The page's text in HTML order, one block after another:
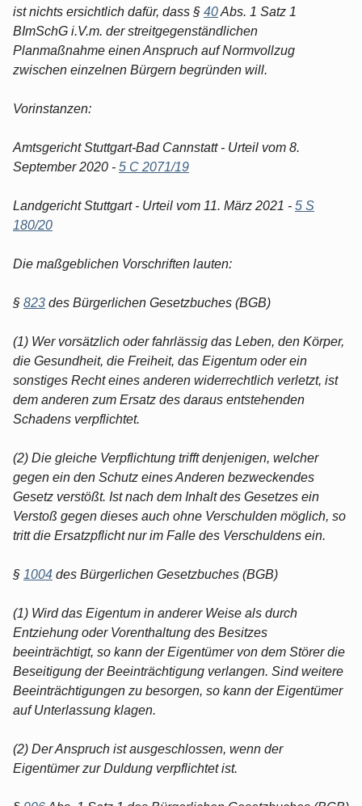
ist nichts ersichtlich dafür, dass § 40Abs. 1 Satz 1
BImSchG i.V.m. der streitgegenständlichen
Planmaßnahme einen Anspruch auf Normvollzug
zwischen einzelnen Bürgern begründen will.
Vorinstanzen:
Amtsgericht Stuttgart-Bad Cannstatt - Urteil vom 8.
September 2020 - 5 C 2071/19
Landgericht Stuttgart - Urteil vom 11. März 2021 - 5 S
180/20
Die maßgeblichen Vorschriften lauten:
§ 823 des Bürgerlichen Gesetzbuches (BGB)
(1) Wer vorsätzlich oder fahrlässig das Leben, den Körper,
die Gesundheit, die Freiheit, das Eigentum oder ein
sonstiges Recht eines anderen widerrechtlich verletzt, ist
dem anderen zum Ersatz des daraus entstehenden
Schadens verpflichtet.
(2) Die gleiche Verpflichtung trifft denjenigen, welcher
gegen ein den Schutz eines Anderen bezweckendes
Gesetz verstößt. Ist nach dem Inhalt des Gesetzes ein
Verstoß gegen dieses auch ohne Verschulden möglich, so
tritt die Ersatzpflicht nur im Falle des Verschuldens ein.
§ 1004 des Bürgerlichen Gesetzbuches (BGB)
(1) Wird das Eigentum in anderer Weise als durch
Entziehung oder Vorenthaltung des Besitzes
beeinträchtigt, so kann der Eigentümer von dem Störer die
Beseitigung der Beeinträchtigung verlangen. Sind weitere
Beeinträchtigungen zu besorgen, so kann der Eigentümer
auf Unterlassung klagen.
(2) Der Anspruch ist ausgeschlossen, wenn der
Eigentümer zur Duldung verpflichtet ist.